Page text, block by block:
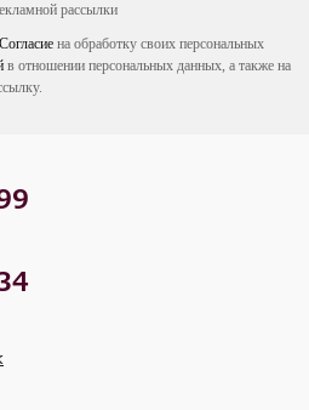
рассылки
Согласие на обработку своих персональных
в отношении персональных данных, а также на